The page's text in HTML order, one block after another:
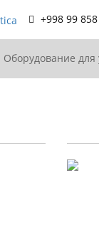
+998 99
Оборудование для